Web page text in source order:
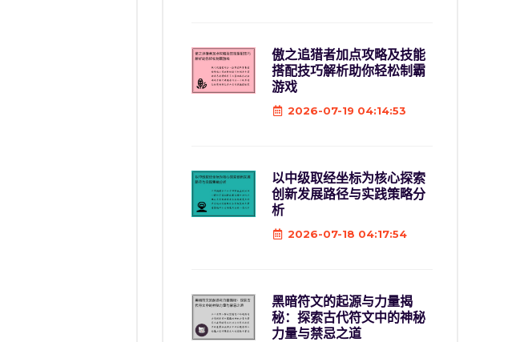
傲之追猎者加点攻略及技能
搭配技巧解析助你轻松制霸
游戏
2026-07-19 04:14:53
以中级取经坐标为核心探索
创新发展路径与实践策略分
析
2026-07-18 04:17:54
黑暗符文的起源与力量揭
秘：探索古代符文中的神秘
力量与禁忌之道